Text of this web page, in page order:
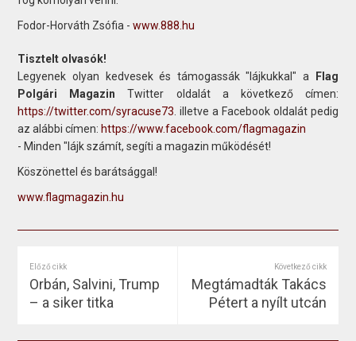
Fodor-Horváth Zsófia -www.888.hu
Tisztelt olvasók!
Legyenek olyan kedvesek és támogassák "lájkukkal" a
Flag
Polgári Magazin Twitter oldalát a következő címen:
https://twitter.com/syracuse73 . illetve a Facebook oldalát pedig
az alábbi címen: https://www.facebook.com/flagmagazin
- Minden "lájk számít, segíti a magazin működését!
Köszönettel és barátsággal!
www.flagmagazin.hu
Előző cikk
Orbán, Salvini, Trump
– a siker titka
Következő cikk
Megtámadták Takács
Pétert a nyílt utcán